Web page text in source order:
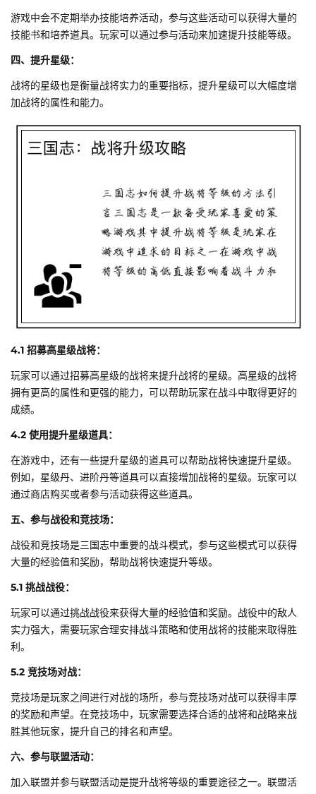
游戏中会不定期举办技能培养活动，参与这些活动可以获得大量的
技能书和培养道具。玩家可以通过参与活动来加速提升技能等级。
四、提升星级：
战将的星级也是衡量战将实力的重要指标，提升星级可以大幅度增
加战将的属性和能力。
4.1 招募高星级战将：
玩家可以通过招募高星级的战将来提升战将的星级。高星级的战将
拥有更高的属性和更强的能力，可以帮助玩家在战斗中取得更好的
成绩。
4.2 使用提升星级道具：
在游戏中，还有一些提升星级的道具可以帮助战将快速提升星级。
例如，星级丹、进阶丹等道具可以直接增加战将的星级。玩家可以
通过商店购买或者参与活动获得这些道具。
五、参与战役和竞技场：
战役和竞技场是三国志中重要的战斗模式，参与这些模式可以获得
大量的经验值和奖励，帮助战将快速提升等级。
5.1 挑战战役：
玩家可以通过挑战战役来获得大量的经验值和奖励。战役中的敌人
实力强大，需要玩家合理安排战斗策略和使用战将的技能来取得胜
利。
5.2 竞技场对战：
竞技场是玩家之间进行对战的场所，参与竞技场对战可以获得丰厚
的奖励和声望。在竞技场中，玩家需要选择合适的战将和战略来战
胜其他玩家，提升自己的排名和声望。
六、参与联盟活动：
加入联盟并参与联盟活动是提升战将等级的重要途径之一。联盟活